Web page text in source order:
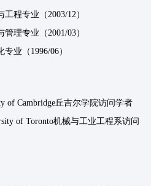
程专业（2003/12）
理专业（2001/03）
业（1996/06）
of Cambridge丘吉尔学院访问学者
of Toronto机械与工业工程系访问